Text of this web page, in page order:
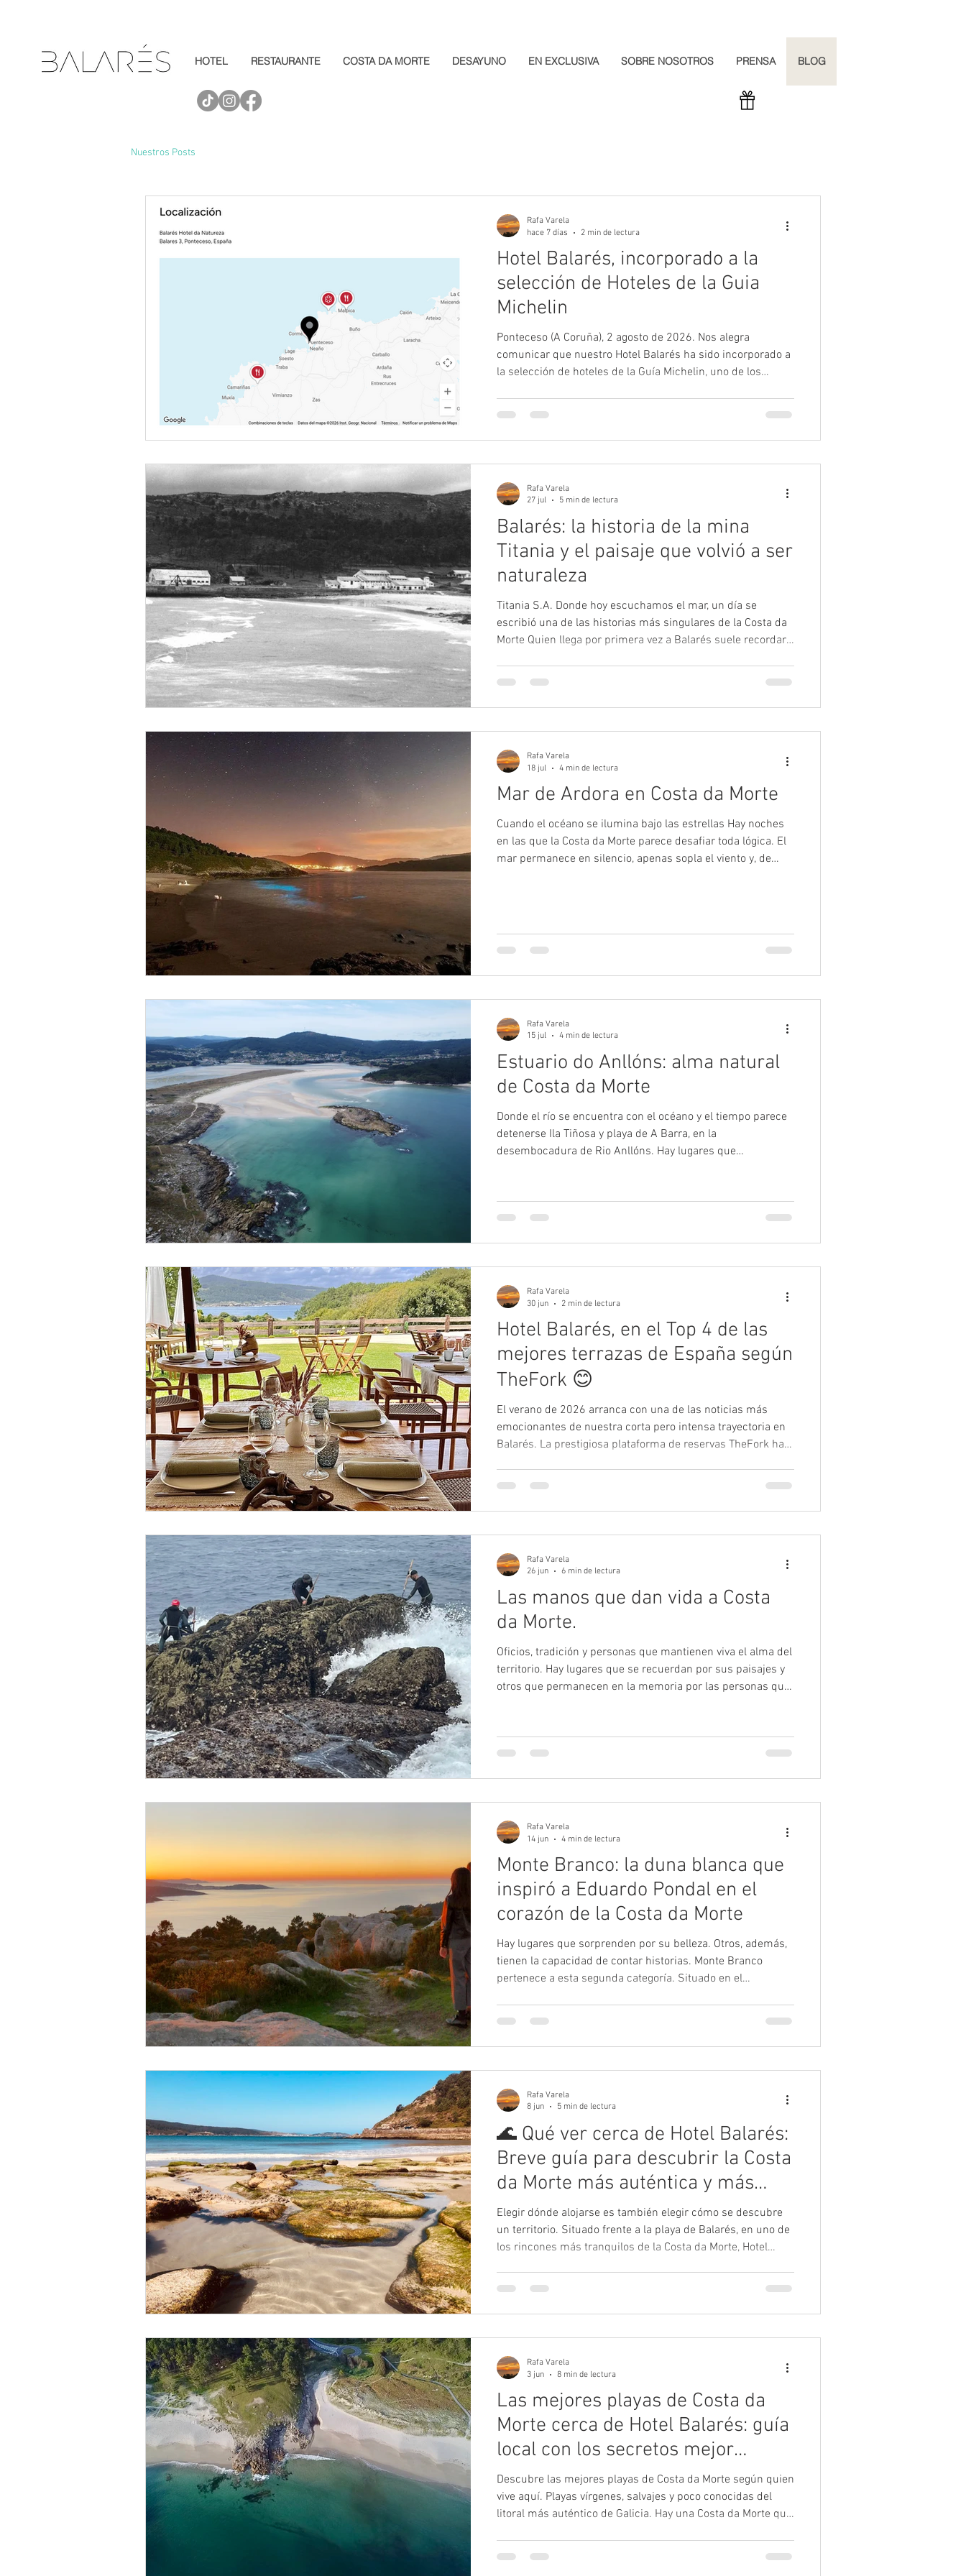
HOTEL RESTAURANTE COSTA DA MORTE DESAYUNO EN EXCLUSIVA SOBRE NOSOTROS PRENSA BLOG
Nuestros Posts
Hotel Balarés, incorporado a la
selección de Hoteles de la Guia
Michelin
Ponteceso (A Coruña), 2 agosto de 2026. Nos alegra
comunicar que nuestro Hotel Balarés ha sido incorporado a
la selección de hoteles de la Guía Michelin, uno de los
una forma diferente de descubrir la Costa da Morte: un
Rafa Varela
hace 7 días
2 min de lectura
Balarés: la historia de la mina
Titania y el paisaje que volvió a ser
naturaleza
Titania S.A. Donde hoy escuchamos el mar, un día se
escribió una de las historias más singulares de la Costa da
Morte Quien llega por primera vez a Balarés suele recordar
descanso y a la naturaleza, fue escenario de una de las
Rafa Varela
27 jul
5 min de lectura
Mar de Ardora en Costa da Morte
Cuando el océano se ilumina bajo las estrellas Hay noches
en las que la Costa da Morte parece desafiar toda lógica. El
mar permanece en silencio, apenas sopla el viento y, de
naturales más sorprendentes que pueden contemplarse en
Rafa Varela
18 jul
4 min de lectura
Estuario do Anllóns: alma natural
de Costa da Morte
Donde el río se encuentra con el océano y el tiempo parece
detenerse Ila Tiñosa y playa de A Barra, en la
desembocadura de Rio Anllóns. Hay lugares que
Anllóns pertenece a esta segunda categoría. Situado entre
Ponteceso, Cabana de Bergantiños y la playa de Balarés,
Rafa Varela
15 jul
4 min de lectura
Hotel Balarés, en el Top 4 de las
mejores terrazas de España según
TheFork 😊
El verano de 2026 arranca con una de las noticias más
emocionantes de nuestra corta pero intensa trayectoria en
Balarés. La prestigiosa plataforma de reservas TheFork ha
premia a los 50 mejores restaurantes con terraza de toda
¡Hotel Balarés ha sido elegido como el 4º mejor
establecimiento del país! Este reconocimiento nos sitúa a la
Rafa Varela
30 jun
2 min de lectura
Las manos que dan vida a Costa
da Morte.
Oficios, tradición y personas que mantienen viva el alma del
territorio. Hay lugares que se recuerdan por sus paisajes y
otros que permanecen en la memoria por las personas que
inconfundible, pero su verdadera identidad se ha
construido gracias a generaciones de hombres y mujeres
Rafa Varela
26 jun
6 min de lectura
Monte Branco: la duna blanca que
inspiró a Eduardo Pondal en el
corazón de la Costa da Morte
Hay lugares que sorprenden por su belleza. Otros, además,
tienen la capacidad de contar historias. Monte Branco
pertenece a esta segunda categoría. Situado en el
arena blanca que se eleva sobre el Atlántico y que, desde
Rafa Varela
14 jun
4 min de lectura
🌊 Qué ver cerca de Hotel Balarés:
Breve guía para descubrir la Costa
da Morte más auténtica y más
próxima al hotel.
Elegir dónde alojarse es también elegir cómo se descubre
un territorio. Situado frente a la playa de Balarés, en uno de
los rincones más tranquilos de la Costa da Morte, Hotel
paisajes, pueblos y lugares con más personalidad de
monumentos prehistóricos, villas marineras y miradores
Rafa Varela
8 jun
5 min de lectura
Las mejores playas de Costa da
Morte cerca de Hotel Balarés: guía
local con los secretos mejor
guardados
Descubre las mejores playas de Costa da Morte según quien
vive aquí. Playas vírgenes, salvajes y poco conocidas del
litoral más auténtico de Galicia. Hay una Costa da Morte que
Rafa Varela
3 jun
8 min de lectura